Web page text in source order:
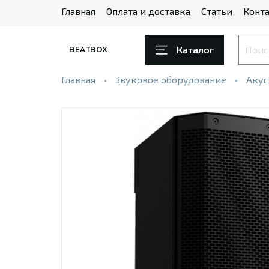
Главная Оплата и доставка Статьи
BEATBOX Каталог
Главная Звуковое оборудование